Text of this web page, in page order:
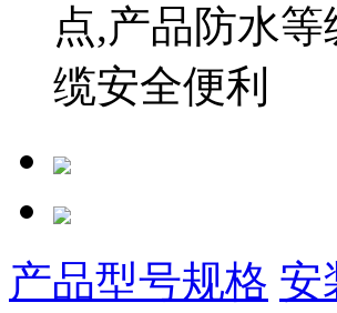
点,产品防水
缆安全便利
产品型号规格 安